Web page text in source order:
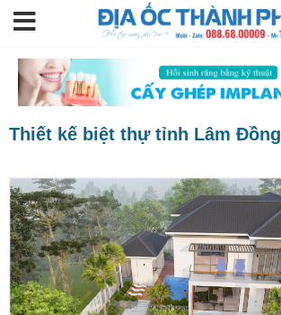
Thiết kế biệt thự tỉnh Lâm Đồng